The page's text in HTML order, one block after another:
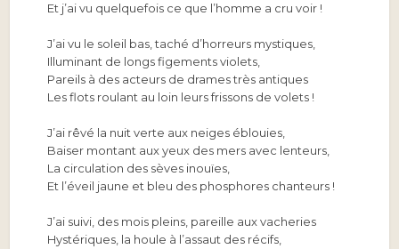
Et j’ai vu quelquefois ce que l’homme a cru voir !
J’ai vu le soleil bas, taché d’horreurs mystiques,
Illuminant de longs figements violets,
Pareils à des acteurs de drames très antiques
Les flots roulant au loin leurs frissons de volets !
J’ai rêvé la nuit verte aux neiges éblouies,
Baiser montant aux yeux des mers avec lenteurs,
La circulation des sèves inouïes,
Et l’éveil jaune et bleu des phosphores chanteurs !
J’ai suivi, des mois pleins, pareille aux vacheries
Hystériques, la houle à l’assaut des récifs,